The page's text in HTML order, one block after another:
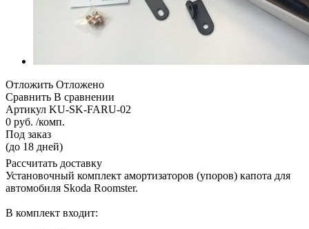
Отложить Отложено
Сравнить В сравнении
Артикул KU-SK-FARU-02
0 руб. /комп.
Под заказ
(до 18 дней)
Рассчитать доставку
Установочный комплект амортизаторов (упоров) капота для
автомобиля Skoda Roomster.
В комплект входит: